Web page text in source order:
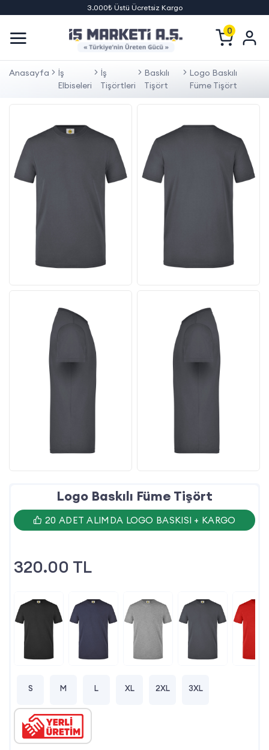
3.000₺ Üstü Ücretsiz Kargo
0
Anasayfa
İş
Elbiseleri
İş
Tişörtleri
Baskılı
Tişört
Logo Baskılı
Füme Tişört
Logo Baskılı Füme Tişört
20 ADET ALIMDA LOGO BASKISI + KARGO
320.00 TL
S M L XL 2XL 3XL